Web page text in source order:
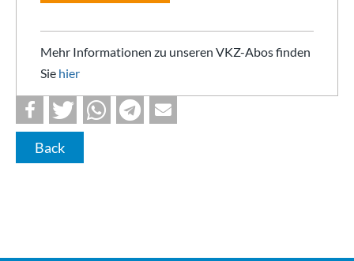
Mehr Informationen zu unseren VKZ-Abos finden
Sie hier
Back